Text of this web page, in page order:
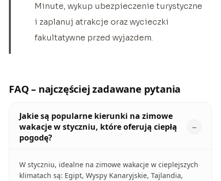
Minute, wykup ubezpieczenie turystyczne
i zaplanuj atrakcje oraz wycieczki
fakultatywne przed wyjazdem.
FAQ – najczęściej zadawane pytania
Jakie są popularne kierunki na zimowe
wakacje w styczniu, które oferują ciepłą
pogodę?
W styczniu, idealne na zimowe wakacje w cieplejszych
klimatach są: Egipt, Wyspy Kanaryjskie, Tajlandia,